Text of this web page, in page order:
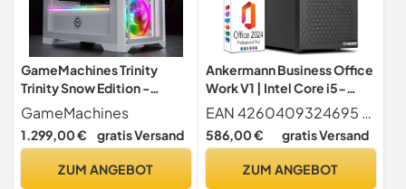
GameMachines Trinity
Trinity Snow Edition -
Gaming PC - AMD Ryzen 7
8700F - GeForce RTX 5060
Ti - 1TB SSD - 16GB DDR5 -
GameMachines
1.299,00 € gratis Versand
ZUM ANGEBOT
Ankermann Business Office
Work V1 | Intel Core i5-
10400 | 16GB RAM | 480GB
SSD | Windows 11 | WLAN |
MS Office 2024
EAN 4260409324695 - Der Business Office Work V1 PC überzeugt mit einem leistungsstarken Intel Core i5-10400 6x 2.9 - 4.3 GHz Prozessor mit 16GB DDR4 RAM auf einem ASUS PRIME H510M-K R2.0 Mainboard Du bekommst einen leistungsstarken i5 Prozessor, ein herausragendes Mainboard und schnellen RAM!
586,00 € gratis Versand
ZUM ANGEBOT